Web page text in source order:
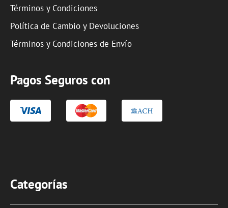
Términos y Condiciones
Política de Cambio y Devoluciones
Términos y Condiciones de Envío
Pagos Seguros con
Categorías